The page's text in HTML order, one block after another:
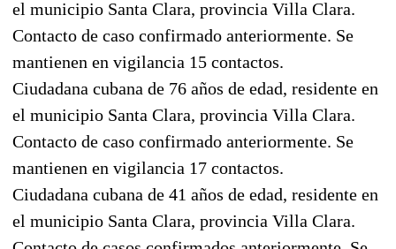
el municipio Santa Clara, provincia Villa Clara.
Contacto de caso confirmado anteriormente. Se
mantienen en vigilancia 15 contactos.
Ciudadana cubana de 76 años de edad, residente en
el municipio Santa Clara, provincia Villa Clara.
Contacto de caso confirmado anteriormente. Se
mantienen en vigilancia 17 contactos.
Ciudadana cubana de 41 años de edad, residente en
el municipio Santa Clara, provincia Villa Clara.